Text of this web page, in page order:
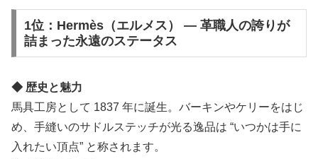
1位：Hermès（エルメス） ― 革職人の誇りが
詰まった永遠のステータス
◆ 歴史と魅力
馬具工房として 1837 年に誕生。バーキンやケリーをはじ
め、手縫いのサドルステッチが光る逸品は “いつかは手に
入れたい頂点” と称されます。